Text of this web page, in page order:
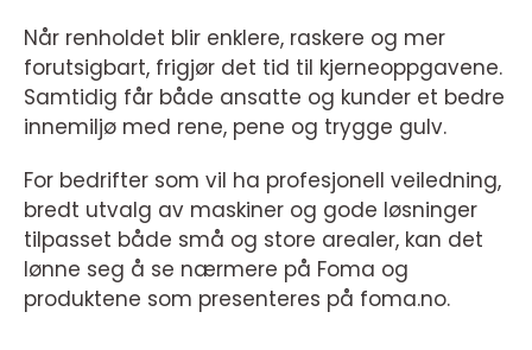
Når renholdet blir enklere, raskere og mer
forutsigbart, frigjør det tid til kjerneoppgavene.
Samtidig får både ansatte og kunder et bedre
innemiljø med rene, pene og trygge gulv.
For bedrifter som vil ha profesjonell veiledning,
bredt utvalg av maskiner og gode løsninger
tilpasset både små og store arealer, kan det
lønne seg å se nærmere på Foma og
produktene som presenteres på foma.no.